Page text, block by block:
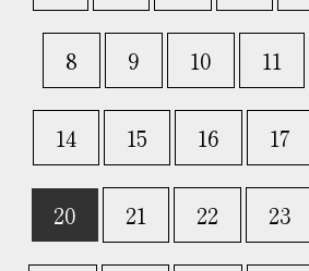
8 9 10 11
14 15 16 17
20 21 22 23